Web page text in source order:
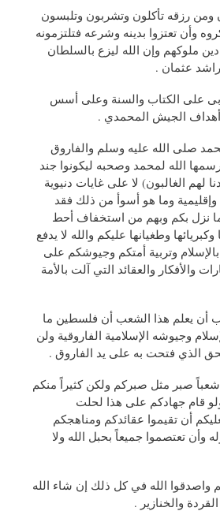
ومن رزقه تأكلون وتشربون وتلبسون
وأن تعتزوا بدينه وشرعه فتلتزمونه
ملوكهم وإن الله ليزع بالسلطان
عثمان .
على الكتاب والسنة وعلى أسس
الجيش المحمدي .
صلى الله عليه وسلم والفاروق
الله لمحمد وصحبه ليكونوا جند
لهم الغالبون‫)‫ لا على غايات دنيوية
وما هو أسوأ من ذلك فقد
نزل بكم وبهم من استخفاف أحط
وطغيانها عليكم والله لا يدفع
بالإسلام وتربية أمتكم وجيوشكم على
والأفكار والعقائد التي آلت بالأمة
أن يعلم هذا الشعب أن فلسطين ما
وجيوشه الإسلامية الفاروقية ولن
الذي فتحت به على يد الفاروق .
شعباً صبر مثل صبركم ولكن كثيراً منكم
قام جهادكم على هذا لحلت
أن تقيموا عقائدكم ومناهجكم
تعتصموا جميعاً بحبل الله ولا
الله في كل ذلك إن شاء الله
والخنازير .